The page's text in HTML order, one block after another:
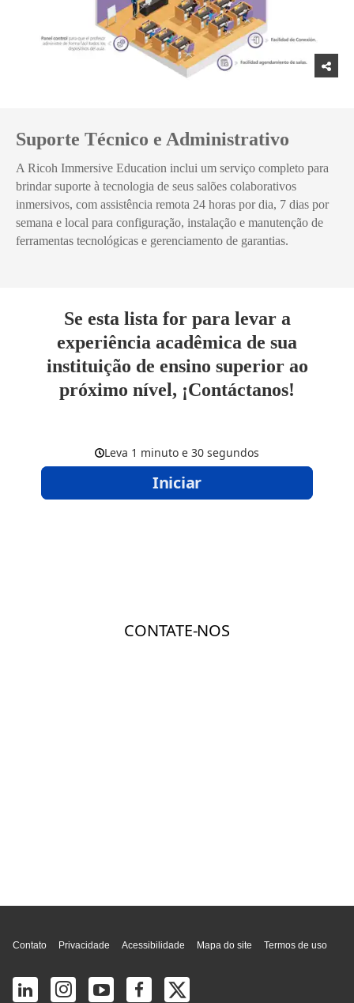
Suporte Técnico e Administrativo
A Ricoh Immersive Education inclui um serviço completo para
brindar suporte à tecnologia de seus salões colaborativos
inmersivos, com assistência remota 24 horas por dia, 7 dias por
semana e local para configuração, instalação e manutenção de
ferramentas tecnológicas e gerenciamento de garantias.
Se esta lista for para levar a
experiência acadêmica de sua
instituição de ensino superior ao
próximo nível, ¡Contáctanos!
Contato Privacidade Acessibilidade Mapa do site Termos de uso